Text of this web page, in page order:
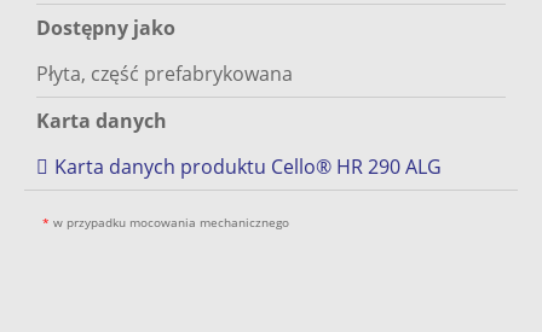
Dostępny jako
Płyta, część prefabrykowana
Karta danych
Karta danych produktu Cello® HR 290 ALG
* w przypadku mocowania mechanicznego